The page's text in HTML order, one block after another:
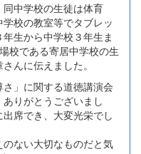
中学校の生徒は体育
校の教室等でタブレッ
生から中学校３年生ま
校である寄居中学校の生
んに伝えました。
」に関する道徳講演会
りがとうございまし
席でき、大変光栄でし
ない大切なものだと気